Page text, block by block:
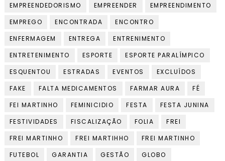
EMPREENDEDORISMO
EMPREENDER
EMPREENDIMENTO
EMPREGO
ENCONTRADA
ENCONTRO
ENFERMAGEM
ENTREGA
ENTRENIMENTO
ENTRETENIMENTO
ESPORTE
ESPORTE PARALÍMPICO
ESQUENTOU
ESTRADAS EVENTOS
EXCLUÍDOS
FAKE
FALTA MEDICAMENTOS FARMAR AURA
FÉ
FEI MARTINHO
FEMINICIDIO FESTA
FESTA JUNINA
FESTIVIDADES
FISCALIZAÇÃO FOLIA
FREI
FREI MARTINHO
FREI MARTIHHO
FREI MARTINHO
FUTEBOL
GARANTIA GESTÃO
GLOBO